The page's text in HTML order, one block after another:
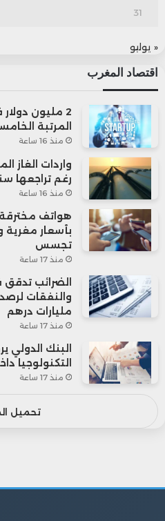
31
« يوليو
اقتصاد المغرب
2 مليون
المرتبة
منذ 16 ساعة
رغم تراجعها
منذ 16 ساعة
هواتف مخترقة
بأسعار مغرية
تجسس
منذ 17 ساعة
الضرائب تدقق
مليارات درهم
منذ 17 ساعة
البنك الدولي
التكنولوجيا
منذ 17 ساعة
تحميل